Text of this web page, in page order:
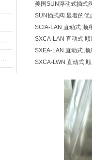
美国SUN浮动式插式
SUN插式阀 显着的优
SCIA-LAN 直动式 顺
SXCA-LAN 直动式
SXEA-LAN 直动式 顺
SXCA-LWN 直动式